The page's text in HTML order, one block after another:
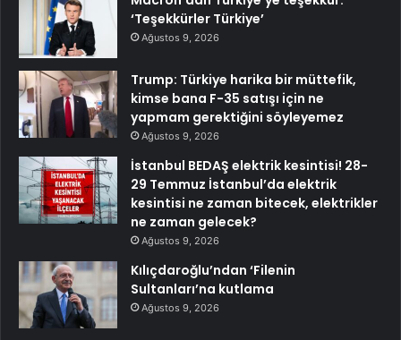
‘Teşekkürler Türkiye’
Ağustos 9, 2026
Trump: Türkiye harika bir müttefik,
kimse bana F-35 satışı için ne
yapmam gerektiğini söyleyemez
Ağustos 9, 2026
İstanbul BEDAŞ elektrik kesintisi! 28-
29 Temmuz İstanbul’da elektrik
kesintisi ne zaman bitecek, elektrikler
ne zaman gelecek?
Ağustos 9, 2026
Kılıçdaroğlu’ndan ‘Filenin
Sultanları’na kutlama
Ağustos 9, 2026